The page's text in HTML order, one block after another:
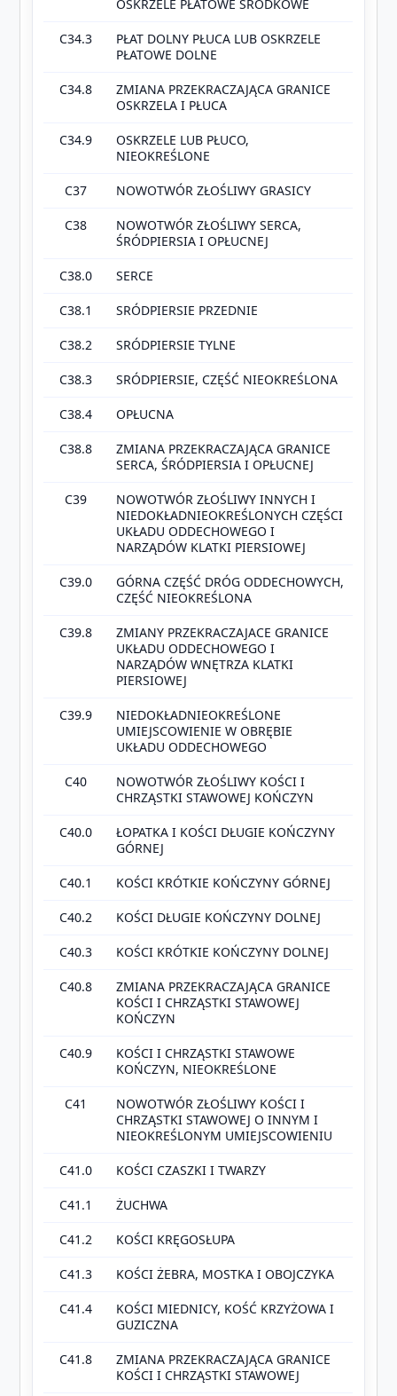
OSKRZELE PŁATOWE ŚRODKOWE
C34.3
PŁAT DOLNY PŁUCA LUB OSKRZELE
PŁATOWE DOLNE
C34.8
ZMIANA PRZEKRACZAJĄCA GRANICE
OSKRZELA I PŁUCA
C34.9
OSKRZELE LUB PŁUCO,
NIEOKREŚLONE
C37 NOWOTWÓR ZŁOŚLIWY GRASICY
C38
NOWOTWÓR ZŁOŚLIWY SERCA,
ŚRÓDPIERSIA I OPŁUCNEJ
C38.0 SERCE
C38.1 SRÓDPIERSIE PRZEDNIE
C38.2 SRÓDPIERSIE TYLNE
C38.3 SRÓDPIERSIE, CZĘŚĆ NIEOKREŚLONA
C38.4 OPŁUCNA
C38.8
ZMIANA PRZEKRACZAJĄCA GRANICE
SERCA, ŚRÓDPIERSIA I OPŁUCNEJ
C39
NOWOTWÓR ZŁOŚLIWY INNYCH I
NIEDOKŁADNIEOKREŚLONYCH CZĘŚCI
UKŁADU ODDECHOWEGO I
NARZĄDÓW KLATKI PIERSIOWEJ
C39.0
GÓRNA CZĘŚĆ DRÓG ODDECHOWYCH,
CZĘŚĆ NIEOKREŚLONA
C39.8
ZMIANY PRZEKRACZAJACE GRANICE
UKŁADU ODDECHOWEGO I
NARZĄDÓW WNĘTRZA KLATKI
PIERSIOWEJ
C39.9
NIEDOKŁADNIEOKREŚLONE
UMIEJSCOWIENIE W OBRĘBIE
UKŁADU ODDECHOWEGO
C40
NOWOTWÓR ZŁOŚLIWY KOŚCI I
CHRZĄSTKI STAWOWEJ KOŃCZYN
C40.0
ŁOPATKA I KOŚCI DŁUGIE KOŃCZYNY
GÓRNEJ
C40.1 KOŚCI KRÓTKIE KOŃCZYNY GÓRNEJ
C40.2 KOŚCI DŁUGIE KOŃCZYNY DOLNEJ
C40.3 KOŚCI KRÓTKIE KOŃCZYNY DOLNEJ
C40.8
ZMIANA PRZEKRACZAJĄCA GRANICE
KOŚCI I CHRZĄSTKI STAWOWEJ
KOŃCZYN
C40.9
KOŚCI I CHRZĄSTKI STAWOWE
KOŃCZYN, NIEOKREŚLONE
C41
NOWOTWÓR ZŁOŚLIWY KOŚCI I
CHRZĄSTKI STAWOWEJ O INNYM I
NIEOKREŚLONYM UMIEJSCOWIENIU
C41.0 KOŚCI CZASZKI I TWARZY
C41.1 ŻUCHWA
C41.2 KOŚCI KRĘGOSŁUPA
C41.3 KOŚCI ŻEBRA, MOSTKA I OBOJCZYKA
C41.4
KOŚCI MIEDNICY, KOŚĆ KRZYŻOWA I
GUZICZNA
C41.8
ZMIANA PRZEKRACZAJĄCA GRANICE
KOŚCI I CHRZĄSTKI STAWOWEJ